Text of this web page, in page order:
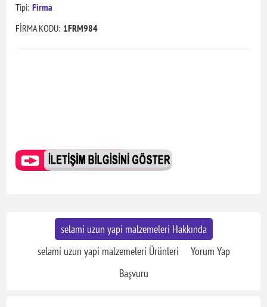
Tipi: Firma
FİRMA KODU: 1FRM984
selami uzun yapi malzemeleri Hakkında
selami uzun yapi malzemeleri Ürünleri
Yorum Yap
Başvuru